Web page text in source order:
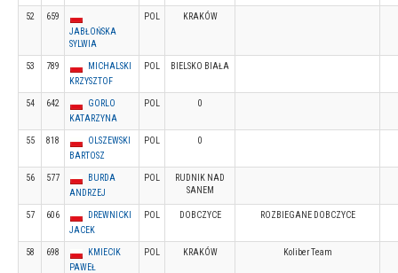
52
659
JABŁOŃSKA
SYLWIA
POL KRAKÓW
53 789
MICHALSKI
KRZYSZTOF
POL BIELSKO BIAŁA
54 642
GORLO
KATARZYNA
POL 0
55 818
OLSZEWSKI
BARTOSZ
POL 0
56 577
BURDA
ANDRZEJ
POL
RUDNIK NAD
SANEM
57 606
DREWNICKI
JACEK
POL DOBCZYCE ROZBIEGANE DOBCZYCE
58 698
KMIECIK
PAWEŁ
POL KRAKÓW Koliber Team